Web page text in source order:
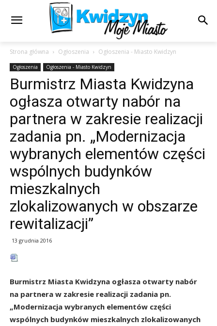
Strona główna Ogłoszenia Ogłoszenia - Miasto Kwidzyn
Ogłoszenia Ogłoszenia - Miasto Kwidzyn
Burmistrz Miasta Kwidzyna
ogłasza otwarty nabór na
partnera w zakresie realizacji
zadania pn. „Modernizacja
wybranych elementów części
wspólnych budynków
mieszkalnych
zlokalizowanych w obszarze
rewitalizacji”
13 grudnia 2016
Burmistrz Miasta Kwidzyna ogłasza otwarty nabór
na partnera w zakresie realizacji zadania pn.
„Modernizacja wybranych elementów części
wspólnych budynków mieszkalnych zlokalizowanych